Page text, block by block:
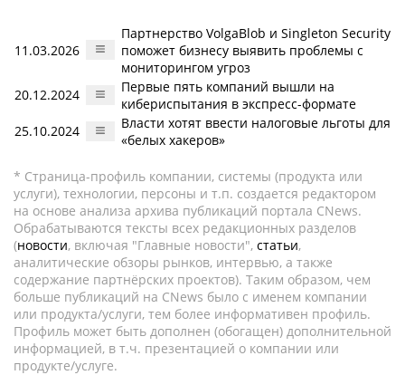
11.03.2026
Партнерство VolgaBlob и Singleton Security
поможет бизнесу выявить проблемы с
мониторингом угроз
20.12.2024
Первые пять компаний вышли на
кибериспытания в экспресс-формате
25.10.2024
Власти хотят ввести налоговые льготы для
«белых хакеров»
* Страница-профиль компании, системы (продукта или
услуги), технологии, персоны и т.п. создается редактором
на основе анализа архива публикаций портала CNews.
Обрабатываются тексты всех редакционных разделов
(новости, включая "Главные новости", статьи,
аналитические обзоры рынков, интервью, а также
содержание партнёрских проектов). Таким образом, чем
больше публикаций на CNews было с именем компании
или продукта/услуги, тем более информативен профиль.
Профиль может быть дополнен (обогащен) дополнительной
информацией, в т.ч. презентацией о компании или
продукте/услуге.